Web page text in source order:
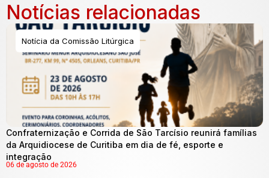
Notícias relacionadas
Notícia da Comissão Litúrgica
Confraternização e Corrida de São Tarcísio reunirá famílias
da Arquidiocese de Curitiba em dia de fé, esporte e
integração
06 de agosto de 2026